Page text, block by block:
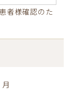
者様確認のた